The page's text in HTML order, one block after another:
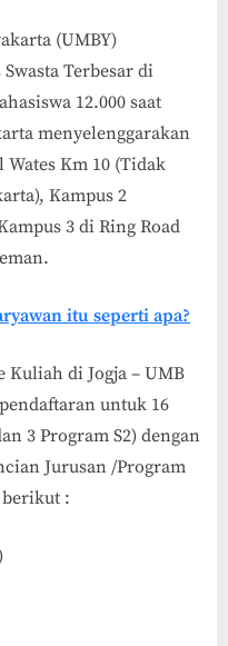
(UMBY)
Terbesar di
12.000 saat
menyelenggarakan
Km 10 (Tidak
Kampus 2
3 di Ring Road
itu seperti apa?
di Jogja – UMB
untuk 16
3 Program S2) dengan
Jurusan /Program
: